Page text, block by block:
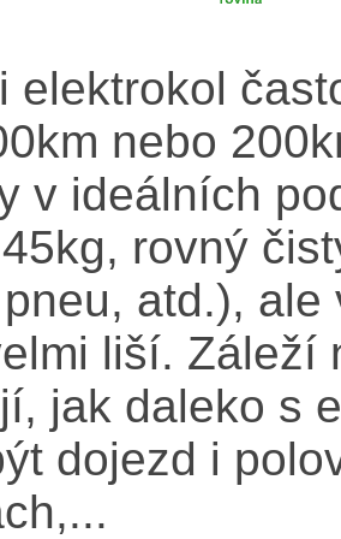
elektrokol
nebo
v ideálních
rovný
atd.),
liší. Záleží
jak daleko s
dojezd i